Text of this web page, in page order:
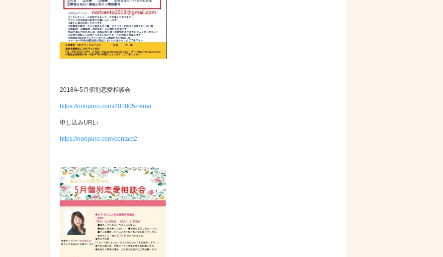
2018年5月個別恋愛相談会
https://noripuro.com/201805-renai
申し込みURL↓
https://noripuro.com/contact2